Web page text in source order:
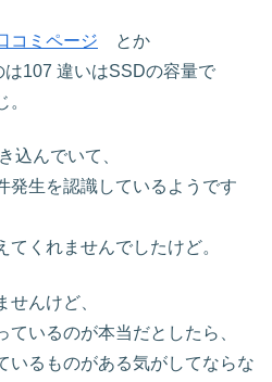
コミページ とか
107 違いはSSDの容量で
込んでいて、
発生を認識しているようです
くれませんでしたけど。
んけど、
いるのが本当だとしたら、
いるものがある気がしてならな